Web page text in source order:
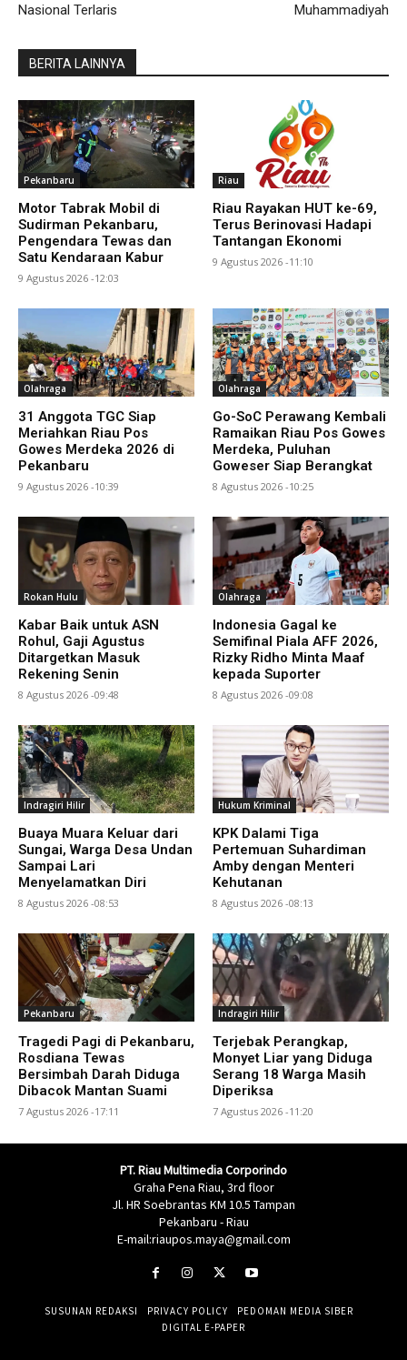
Nasional Terlaris
Muhammadiyah
BERITA LAINNYA
Pekanbaru
Motor Tabrak Mobil di
Sudirman Pekanbaru,
Pengendara Tewas dan
Satu Kendaraan Kabur
9 Agustus 2026 -12:03
Riau
Riau Rayakan HUT ke-69,
Terus Berinovasi Hadapi
Tantangan Ekonomi
9 Agustus 2026 -11:10
Olahraga
31 Anggota TGC Siap
Meriahkan Riau Pos
Gowes Merdeka 2026 di
Pekanbaru
9 Agustus 2026 -10:39
Olahraga
Go-SoC Perawang Kembali
Ramaikan Riau Pos Gowes
Merdeka, Puluhan
Goweser Siap Berangkat
8 Agustus 2026 -10:25
Rokan Hulu
Kabar Baik untuk ASN
Rohul, Gaji Agustus
Ditargetkan Masuk
Rekening Senin
8 Agustus 2026 -09:48
Olahraga
Indonesia Gagal ke
Semifinal Piala AFF 2026,
Rizky Ridho Minta Maaf
kepada Suporter
8 Agustus 2026 -09:08
Indragiri Hilir
Buaya Muara Keluar dari
Sungai, Warga Desa Undan
Sampai Lari
Menyelamatkan Diri
8 Agustus 2026 -08:53
Hukum Kriminal
KPK Dalami Tiga
Pertemuan Suhardiman
Amby dengan Menteri
Kehutanan
8 Agustus 2026 -08:13
Pekanbaru
Tragedi Pagi di Pekanbaru,
Rosdiana Tewas
Bersimbah Darah Diduga
Dibacok Mantan Suami
7 Agustus 2026 -17:11
Indragiri Hilir
Terjebak Perangkap,
Monyet Liar yang Diduga
Serang 18 Warga Masih
Diperiksa
7 Agustus 2026 -11:20
PT. Riau Multimedia Corporindo
Graha Pena Riau, 3rd floor
Jl. HR Soebrantas KM 10.5 Tampan
Pekanbaru - Riau
E-mail:riaupos.maya@gmail.com
SUSUNAN REDAKSI PRIVACY POLICY
PEDOMAN MEDIA SIBER
DIGITAL E-PAPER